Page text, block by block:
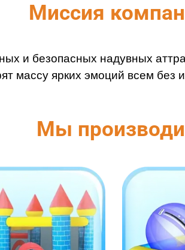
Миссия
и безопасных надувных
массу ярких эмоций всем без
Мы